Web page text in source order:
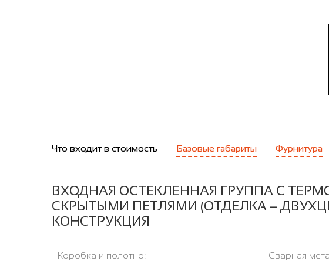
Что входит в стоимость Базовые габариты Фурнитура
ВХОДНАЯ ОСТЕКЛЕННАЯ ГРУППА С
СКРЫТЫМИ ПЕТЛЯМИ (ОТДЕЛКА –
КОНСТРУКЦИЯ
Коробка и полотно:
Сварная